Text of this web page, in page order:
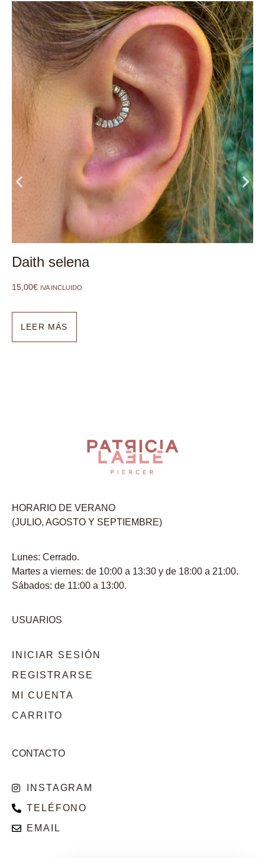
Daith selena
15,00€ IVA INCLUIDO
LEER MÁS
HORARIO DE VERANO
(JULIO, AGOSTO Y SEPTIEMBRE)
Lunes: Cerrado.
Martes a viernes: de 10:00 a 13:30 y de 18:00 a 21:00.
Sábados: de 11:00 a 13:00.
USUARIOS
INICIAR SESIÓN
REGISTRARSE
MI CUENTA
CARRITO
CONTACTO
INSTAGRAM
TELÉFONO
EMAIL